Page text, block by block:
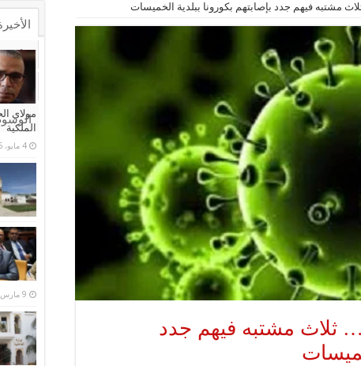
مشتبه فيهم جدد بإصابتهم بكورونا ببلدية الخميسات
ثلاث مشتبه فيهم جدد
مولاي
الملكية
4 مايو، 2026
9 مارس، 2026